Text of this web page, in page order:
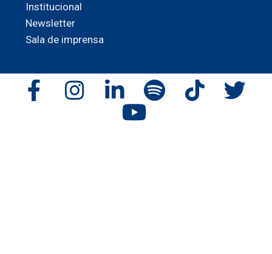
Institucional
Newsletter
Sala de imprensa